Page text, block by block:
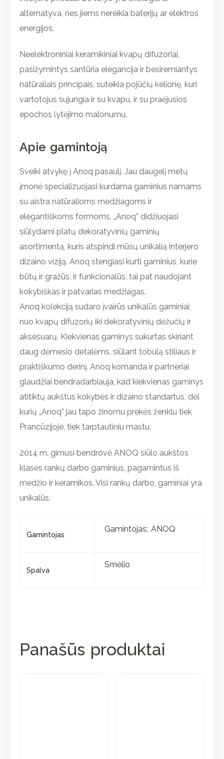
alternatyva, nes jiems nereikia baterijų ar elektros
energijos.
Neelektroniniai keramikiniai kvapų difuzoriai,
pasižymintys santūria elegancija ir besiremiantys
natūraliais principais, suteikia pojūčių kelionę, kuri
vartotojus sujungia ir su kvapu, ir su praėjusios
epochos lytėjimo malonumu.
Apie gamintoją
Sveiki atvykę į Anoq pasaulį. Jau daugelį metų
įmonė specializuojasi kurdama gaminius namams
su aistra natūralioms medžiagoms ir
elegantiškoms formoms. „Anoq” didžiuojasi
siūlydami platų dekoratyvinių gaminių
asortimentą, kuris atspindi mūsų unikalią interjero
dizaino viziją. Anoq stengiasi kurti gaminius, kurie
būtų ir gražūs, ir funkcionalūs, tai pat naudojant
kokybiškas ir patvarias medžiagas.
Anoq kolekciją sudaro įvairūs unikalūs gaminiai,
nuo kvapų difuzorių iki dekoratyvinių dėžučių ir
aksesuarų. Kiekvienas gaminys sukurtas skiriant
daug dėmesio detalėms, siūlant tobulą stiliaus ir
praktiškumo derinį. Anoq komanda ir partneriai
glaudžiai bendradarbiauja, kad kiekvienas gaminys
atitiktų aukštus kokybės ir dizaino standartus, dėl
kurių „Anoq” jau tapo žinomu prekės ženklu tiek
Prancūzijoje, tiek tarptautiniu mastu.
2014 m. gimusi bendrovė ANOQ siūlo aukštos
klasės rankų darbo gaminius, pagamintus iš
medžio ir keramikos. Visi rankų darbo, gaminiai yra
unikalūs.
Gamintojas
Gamintojas: ANOQ
Spalva
Smėlio
Panašūs produktai